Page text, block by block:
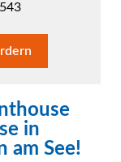
in
am See!